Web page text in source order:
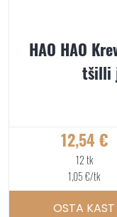
HAO HAO
tšilli
12,54 €
12 tk
1,05€/tk
OSTA KAST